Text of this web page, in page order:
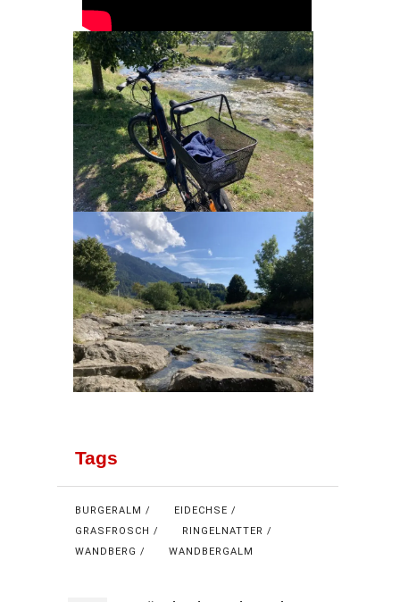
Tags
BURGERALM
EIDECHSE
GRASFROSCH
RINGELNATTER
WANDBERG
WANDBERGALM